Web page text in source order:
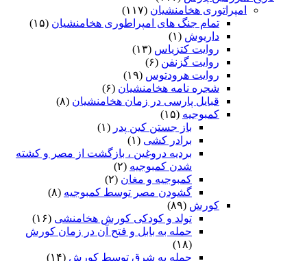
امپراتوری هخامنشیان (۱۱۷)
تمام جنگ های امپراطوری هخامنشیان (۱۵)
داریوش (۱)
روایت کتزیاس (۱۳)
روایت گزنفن (۶)
روایت هرودتوس (۱۹)
شجره نامه هخامنشیان (۶)
قبایل پارسی در زمان هخامنشیان (۸)
کمبوجیه (۱۵)
باز جستن کین پدر (۱)
برادر کشی (۱)
بردیه دروغین ، بازگشت از مصر و کشته
شدن کمبوجیه (۲)
کمبوجیه و مغان (۲)
گشودن مصر توسط کمبوجیه (۸)
کورش (۸۹)
تولد و کودکی کورش هخامنشی (۱۶)
حمله به بابل و فتح آن در زمان کورش
(۱۸)
حمله به شرق توسط کورش (۱۴)